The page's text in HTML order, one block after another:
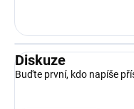
Diskuze
Buďte první, kdo napíše